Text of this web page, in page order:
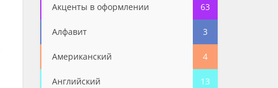
Акценты в оформлении 63
Алфавит 3
Американский 4
Английский 13